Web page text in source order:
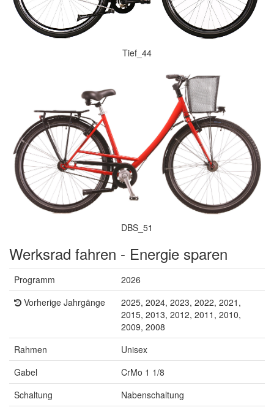
Tief_44
DBS_51
Werksrad fahren - Energie sparen
Programm
2026
Vorherige Jahrgänge
2025, 2024, 2023, 2022, 2021,
2015, 2013, 2012, 2011, 2010,
2009, 2008
Rahmen
Unisex
Gabel
CrMo 1 1/8
Schaltung
Nabenschaltung